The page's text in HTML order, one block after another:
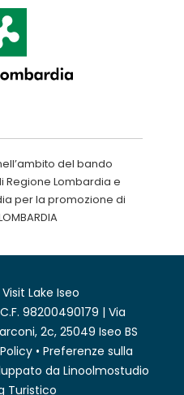
del bando
Regione Lombardia e
per la promozione di
Lake Iseo
98200490179 | Via
2c, 25049 Iseo BS
• Preferenze sulla
da Linoolmostudio
Turistico